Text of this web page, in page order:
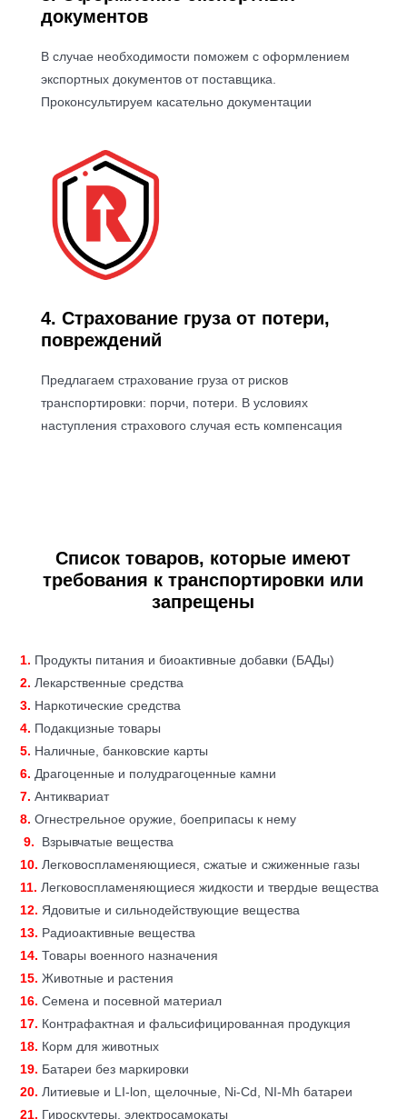
документов
В случае необходимости поможем с оформлением
экспортных документов от поставщика.
Проконсультируем касательно документации
4. Страхование груза от потери,
повреждений
Предлагаем страхование груза от рисков
транспортировки: порчи, потери. В условиях
наступления страхового случая есть компенсация
Список товаров, которые имеют
требования к транспортировки или
запрещены
1. Продукты питания и биоактивные добавки (БАДы)
2. Лекарственные средства
3. Наркотические средства
4. Подакцизные товары
5. Наличные, банковские карты
6. Драгоценные и полудрагоценные камни
7. Антиквариат
8. Огнестрельное оружие, боеприпасы к нему
9.
Взрывчатые вещества
10. Легковоспламеняющиеся, сжатые и сжиженные газы
11. Легковоспламеняющиеся жидкости и твердые вещества
12. Ядовитые и сильнодействующие вещества
13. Радиоактивные вещества
14. Товары военного назначения
15. Животные и растения
16. Семена и посевной материал
17. Контрафактная и фальсифицированная продукция
18. Корм для животных
19. Батареи без маркировки
20. Литиевые и LI-lon, щелочные, Ni-Cd, NI-Mh батареи
21. Гироскутеры, электросамокаты